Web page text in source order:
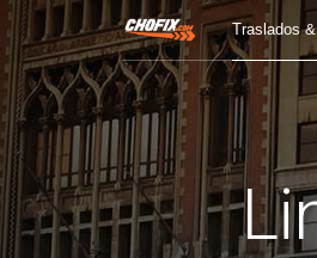
Traslados